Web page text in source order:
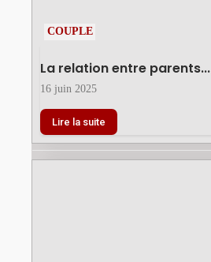
COUPLE
La relation entre parents...
16 juin 2025
Lire la suite